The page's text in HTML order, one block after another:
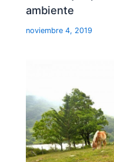
ambiente
noviembre 4, 2019